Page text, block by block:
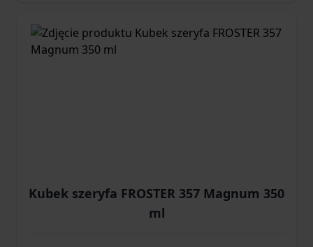
Kubek szeryfa FROSTER 357 Magnum 350
ml